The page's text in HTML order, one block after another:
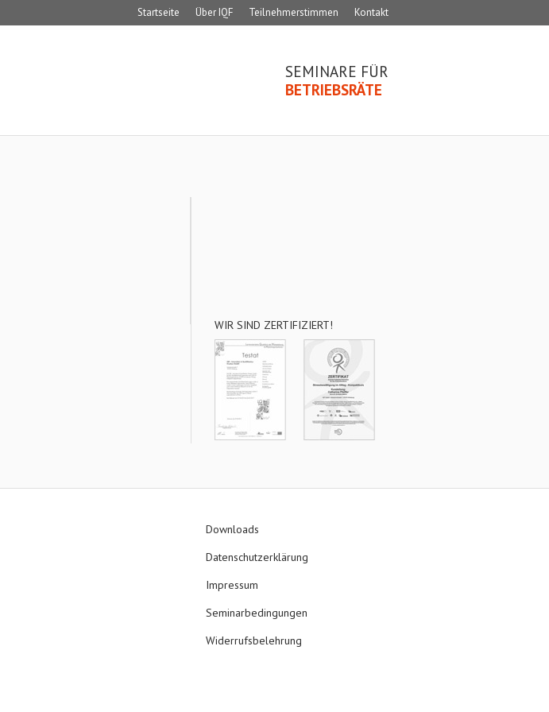
Startseite Über IQF Teilnehmerstimmen Kontakt
SEMINARE FÜR
BETRIEBSRÄTE
WIR SIND ZERTIFIZIERT!
Downloads
Datenschutzerklärung
Impressum
Seminarbedingungen
Widerrufsbelehrung